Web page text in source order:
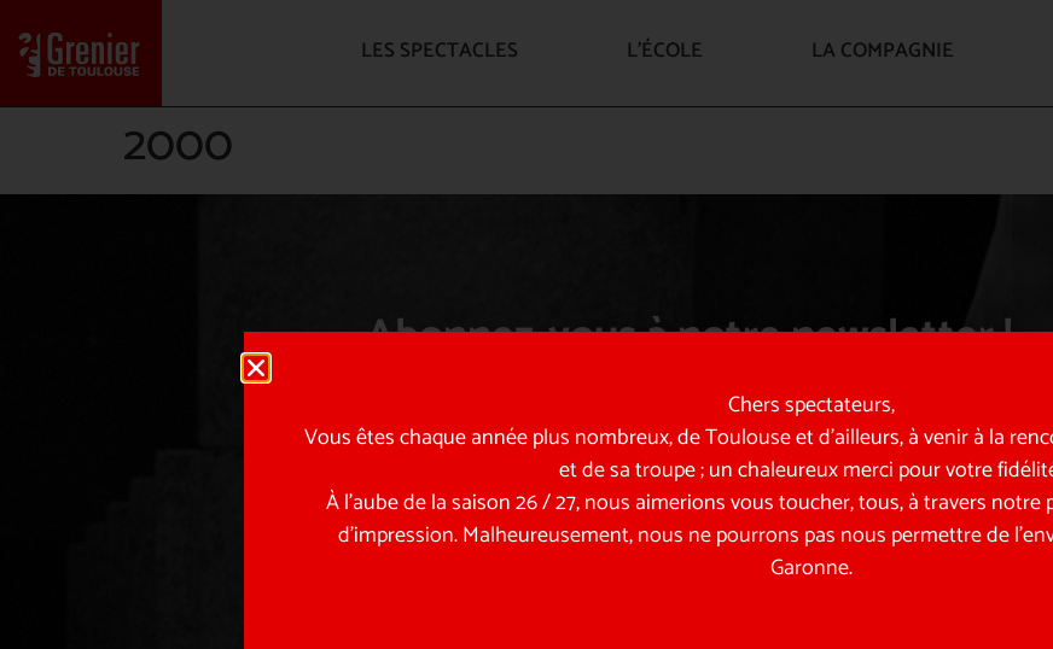
LES SPECTACLES L’ÉCOLE LA COMPAGNIE
2000
Abonnez-vous à notre newsletter !
Chers spectateurs,
Vous êtes chaque année plus nombreux, de Toulouse et d’ailleurs, à venir à la
et de sa troupe ; un chaleureux merci pour votre
À l’aube de la saison 26 / 27, nous aimerions vous toucher, tous, à travers
d’impression. Malheureusement, nous ne pourrons pas nous permettre de
Garonne.